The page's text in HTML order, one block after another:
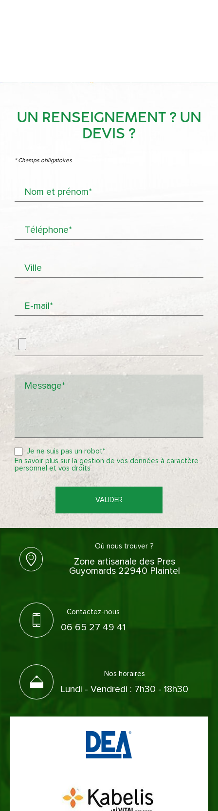
UN RENSEIGNEMENT ? UN
DEVIS ?
* Champs obligatoires
Nom et prénom*
Téléphone*
Ville
E-mail*
Message*
Je ne suis pas un robot*
En savoir plus sur la gestion de vos données à caractère
personnel et vos droits
VALIDER
Où nous trouver ?
Zone artisanale des Pres
Guyomards 22940 Plaintel
Contactez-nous
06 65 27 49 41
Nos horaires
Lundi - Vendredi : 7h30 - 18h30